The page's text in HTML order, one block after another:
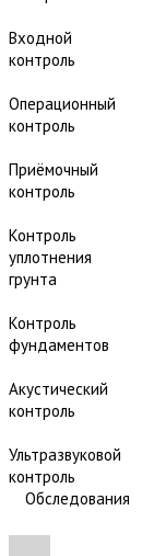
Входной
контроль
Операционный
контроль
Приёмочный
контроль
Контроль
уплотнения
грунта
Контроль
фундаментов
Акустический
контроль
Ультразвуковой
контроль
Обследования